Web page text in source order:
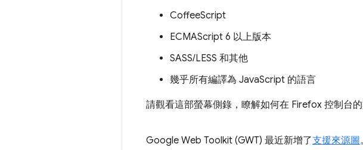
CoffeeScript
ECMAScript 6 以上版本
SASS/LESS 和其他
幾乎所有編譯為 JavaScript 的語言
請觀看這部螢幕側錄，瞭解如何在 Firefox 控制台
Google Web Toolkit (GWT) 最近新增了支援來源圖